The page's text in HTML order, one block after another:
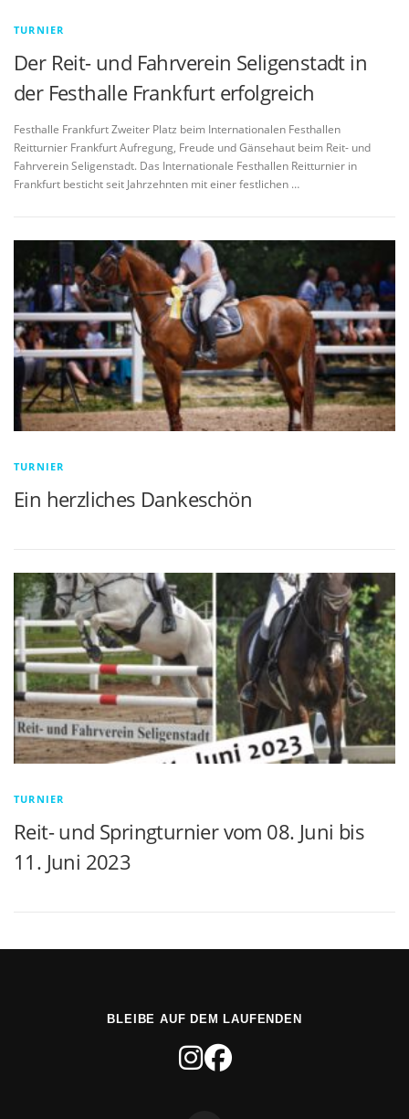
TURNIER
Der Reit- und Fahrverein Seligenstadt in
der Festhalle Frankfurt erfolgreich
Festhalle Frankfurt Zweiter Platz beim Internationalen Festhallen
Reitturnier Frankfurt Aufregung, Freude und Gänsehaut beim Reit- und
Fahrverein Seligenstadt. Das Internationale Festhallen Reitturnier in
Frankfurt besticht seit Jahrzehnten mit einer festlichen …
TURNIER
Ein herzliches Dankeschön
TURNIER
Reit- und Springturnier vom 08. Juni bis
11. Juni 2023
BLEIBE AUF DEM LAUFENDEN